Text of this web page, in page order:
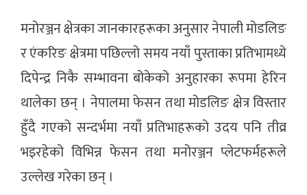
मनोरञ्जन क्षेत्रका जानकारहरूका अनुसार नेपाली मोडलिङ
र एंकरिङ क्षेत्रमा पछिल्लो समय नयाँ पुस्ताका प्रतिभामध्ये
दिपेन्द्र निकै सम्भावना बोकेको अनुहारका रूपमा हेरिन
थालेका छन् । नेपालमा फेसन तथा मोडलिङ क्षेत्र विस्तार
हुँदै गएको सन्दर्भमा नयाँ प्रतिभाहरूको उदय पनि तीव्र
भइरहेको विभिन्न फेसन तथा मनोरञ्जन प्लेटफर्महरूले
उल्लेख गरेका छन् ।